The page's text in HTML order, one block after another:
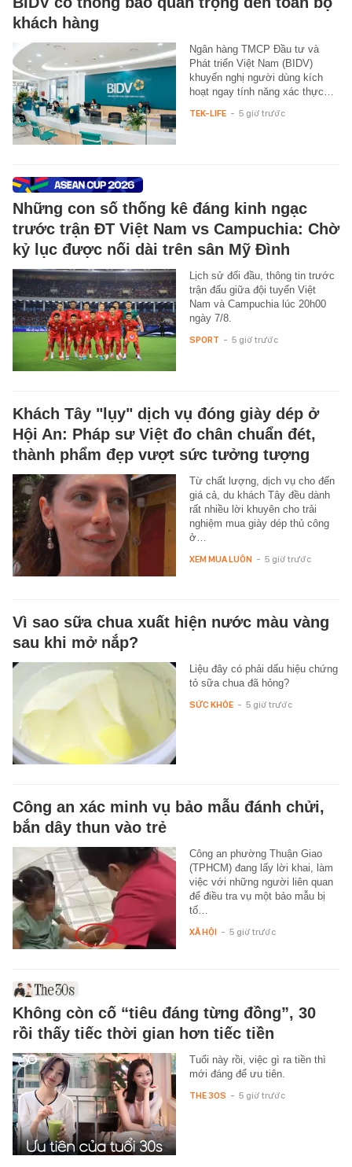
khách hàng
Ngân hàng TMCP Đầu tư và
Phát triển Việt Nam (BIDV)
khuyến nghị người dùng kích
hoạt ngay tính năng xác thực…
TEK-LIFE - 5 giờ trước
Những con số thống kê đáng kinh ngạc
trước trận ĐT Việt Nam vs Campuchia: Chờ
kỷ lục được nối dài trên sân Mỹ Đình
Lịch sử đối đầu, thông tin trước
trận đấu giữa đội tuyển Việt
Nam và Campuchia lúc 20h00
ngày 7/8.
SPORT - 5 giờ trước
Khách Tây "lụy" dịch vụ đóng giày dép ở
Hội An: Pháp sư Việt đo chân chuẩn đét,
thành phẩm đẹp vượt sức tưởng tượng
Từ chất lượng, dịch vụ cho đến
giá cả, du khách Tây đều dành
rất nhiều lời khuyên cho trải
nghiệm mua giày dép thủ công
ở…
XEM MUA LUÔN - 5 giờ trước
Vì sao sữa chua xuất hiện nước màu vàng
sau khi mở nắp?
Liệu đây có phải dấu hiệu chứng
tỏ sữa chua đã hỏng?
SỨC KHỎE - 5 giờ trước
Công an xác minh vụ bảo mẫu đánh chửi,
bắn dây thun vào trẻ
Công an phường Thuận Giao
(TPHCM) đang lấy lời khai, làm
việc với những người liên quan
để điều tra vụ một bảo mẫu bị
tố…
XÃ HỘI - 5 giờ trước
Không còn cố “tiêu đáng từng đồng”, 30
rồi thấy tiếc thời gian hơn tiếc tiền
Tuổi này rồi, việc gì ra tiền thì
mới đáng để ưu tiên.
THE 30S - 5 giờ trước